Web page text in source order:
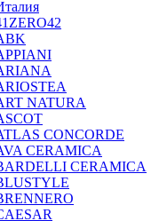
NATURA
CONCORDE
CERAMICA
CERAMICA